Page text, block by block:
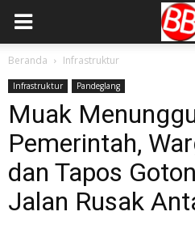
Beranda Infrastruktur
Infrastruktur Pandeglang
Muak
Pemerintah,
dan Tapos
Jalan Rusak